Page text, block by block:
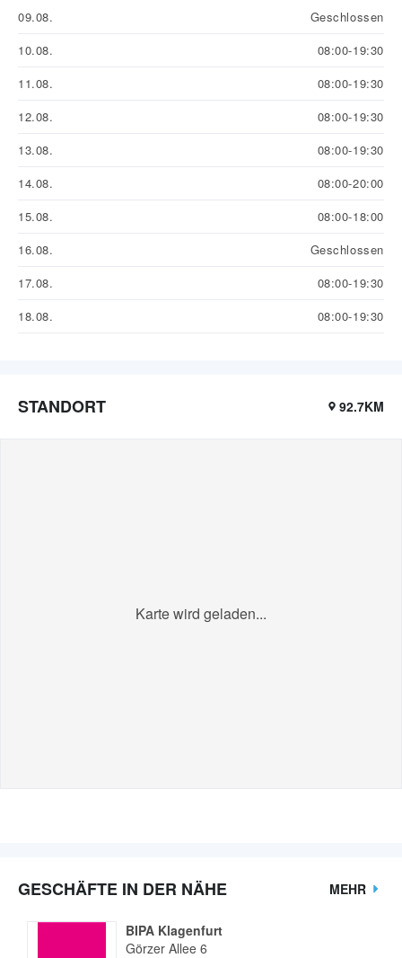
09.08.
Geschlossen
10.08.
08:00-19:30
11.08.
08:00-19:30
12.08.
08:00-19:30
13.08.
08:00-19:30
14.08.
08:00-20:00
15.08.
08:00-18:00
16.08.
Geschlossen
17.08.
08:00-19:30
18.08.
08:00-19:30
STANDORT 92.7KM
Karte wird geladen...
GESCHÄFTE IN DER NÄHE MEHR
BIPA Klagenfurt
Görzer Allee 6